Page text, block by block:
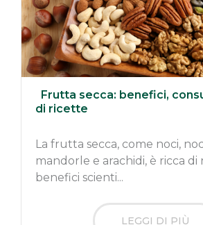
Frutta secca: benefici,
di ricette
La frutta secca, come noci,
mandorle e arachidi, è ricca
benefici scienti...
LEGGI DI PIÙ